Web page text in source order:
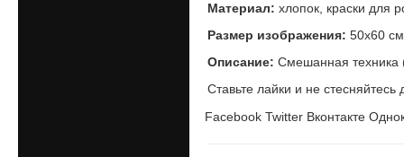
Материал: хлопок, краски для
Размер изображения: 50х60 см
Описание: Смешанная техника
Ставьте лайки и не стесняйтесь
Facebook Twitter Вконтакте